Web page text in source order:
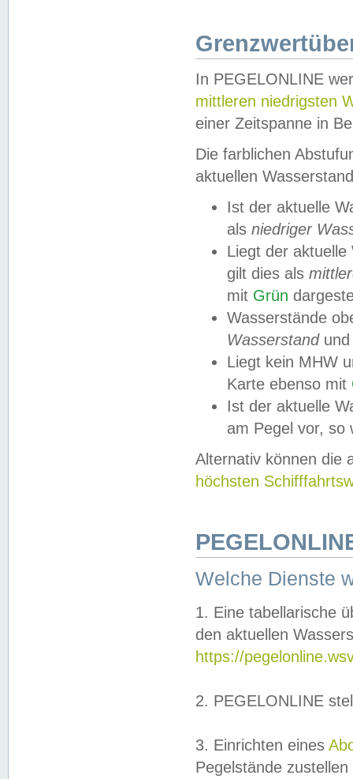
In PEGELONLINE
mittleren niedrigsten
einer Zeitspanne in
Die farblichen
aktuellen
Ist der aktuelle
als niedriger
Liegt der
gilt dies als
mit Grün
Wasserstände
Wasserstandund
Liegt kein MHW
Karte ebenso mit
Ist der aktuelle
am Pegel vor,
Alternativ können die
höchsten
Welche Dienste
1. Eine tabellarische
den aktuellen
https://
2. PEGELONLINE
3. Einrichten eines
Pegelstände